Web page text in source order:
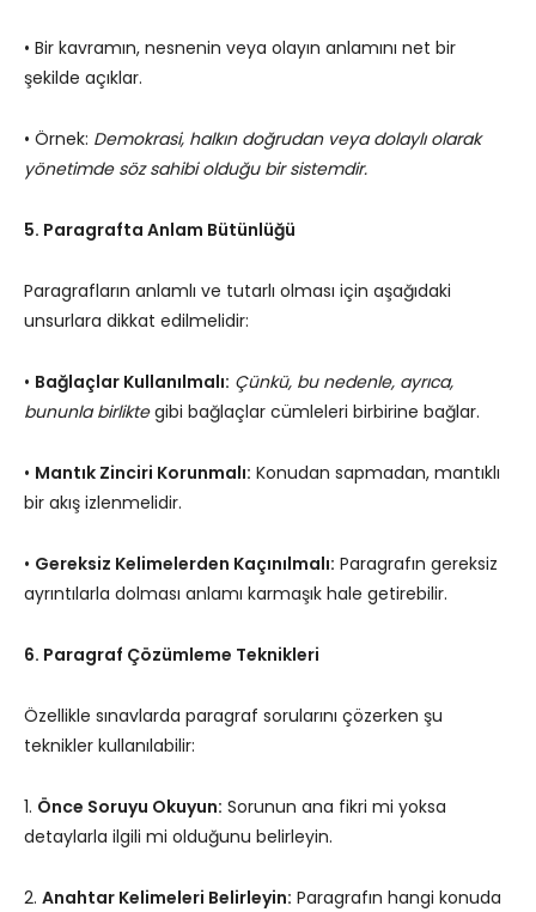
• Bir kavramın, nesnenin veya olayın anlamını net bir
şekilde açıklar.
• Örnek: Demokrasi, halkın doğrudan veya dolaylı olarak
yönetimde söz sahibi olduğu bir sistemdir.
5. Paragrafta Anlam Bütünlüğü
Paragrafların anlamlı ve tutarlı olması için aşağıdaki
unsurlara dikkat edilmelidir:
• Bağlaçlar Kullanılmalı: Çünkü, bu nedenle, ayrıca,
bununla birliktegibi bağlaçlar cümleleri birbirine bağlar.
• Mantık Zinciri Korunmalı: Konudan sapmadan, mantıklı
bir akış izlenmelidir.
• Gereksiz Kelimelerden Kaçınılmalı: Paragrafın gereksiz
ayrıntılarla dolması anlamı karmaşık hale getirebilir.
6. Paragraf Çözümleme Teknikleri
Özellikle sınavlarda paragraf sorularını çözerken şu
teknikler kullanılabilir:
1. Önce Soruyu Okuyun: Sorunun ana fikri mi yoksa
detaylarla ilgili mi olduğunu belirleyin.
2. Anahtar Kelimeleri Belirleyin: Paragrafın hangi konuda